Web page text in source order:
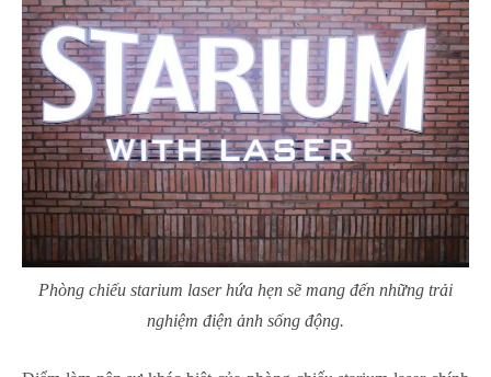
Phòng chiếu starium laser hứa hẹn sẽ mang đến những trải
nghiệm điện ảnh sống động.